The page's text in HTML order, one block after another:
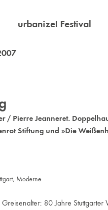
urbanize! Festival
/ Pierre Jeanneret.
Stiftung und »Die
, Moderne
80 Jahre